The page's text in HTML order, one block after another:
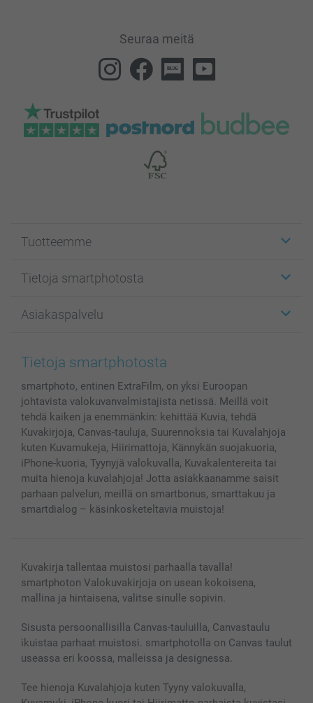
Seuraa meitä
Tuotteemme
Kuvakortit
Kuvakirjat
Valokuvat, Julisteet & Taskukirjat
MyNameBook
Kuvakalenterit & Päivyrit
Valokuvakehykset & Lisätarvikkeet
Lahjakortti
Kaikki kuvatuotteet
Tietoja smartphotosta
Affiliate ohjelma
Evästekäytäntö
Ehdot/takuut
Investor Relations
Asiakaspalvelu
100% tyytyväisyystakuu
Hinnat & maksutavat
Tilausten tila
Tietoja smartphotosta
smartphoto, entinen ExtraFilm, on yksi Euroopan
johtavista valokuvanvalmistajista netissä. Meillä voit
tehdä kaiken ja enemmänkin: kehittää Kuvia, tehdä
Kuvakirjoja, Canvas-tauluja, Suurennoksia tai Kuvalahjoja
kuten Kuvamukeja, Hiirimattoja, Kännykän suojakuoria,
iPhone-kuoria, Tyynyjä valokuvalla, Kuvakalentereita tai
muita hienoja kuvalahjoja! Jotta asiakkaanamme saisit
parhaan palvelun, meillä on smartbonus, smarttakuu ja
smartdialog – käsinkosketeltavia muistoja!
Kuvakirja tallentaa muistosi parhaalla tavalla!
smartphoton Valokuvakirjoja on usean kokoisena,
mallina ja hintaisena, valitse sinulle sopivin.
Sisusta persoonallisilla Canvas-tauluilla, Canvastaulu
ikuistaa parhaat muistosi. smartphotolla on Canvas taulut
useassa eri koossa, malleissa ja designessa.
Tee hienoja Kuvalahjoja kuten Tyyny valokuvalla,